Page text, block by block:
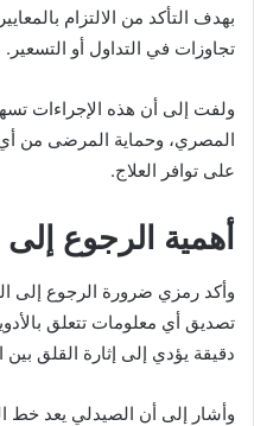
بهدف التأكد من الالتزام
تجاوزات في التداول أو التسعير.
ولفت إلى أن هذه الإجراءات
المصري، وحماية المرضى من
على توافر العلاج.
أهمية الرجوع
وأكد رمزي ضرورة الرجوع إلى
تصديق أي معلومات تتعلق
دقيقة يؤدي إلى إثارة القلق
وأشار إلى أن الصيدلي يعد خط